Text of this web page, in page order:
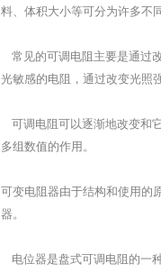
料、体积大小等可分为许多不
常见的可调电阻主要是通过
光敏感的电阻，通过改变光照
可调电阻可以逐渐地改变和
多组数值的作用。
可变电阻器由于结构和使用的
器。
电位器是盘式可调电阻的一